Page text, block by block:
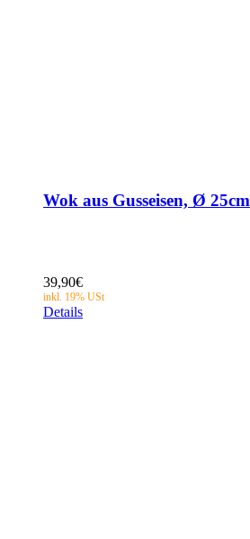
Wok aus Gusseisen, Ø 25cm
39,90€
Details